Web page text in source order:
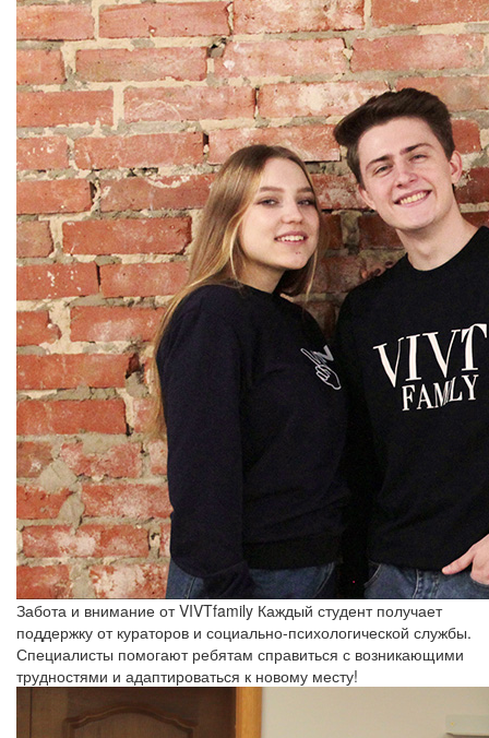
Забота и внимание от VIVTfamily Каждый студент получает
поддержку от кураторов и социально-психологической службы.
Специалисты помогают ребятам справиться с возникающими
трудностями и адаптироваться к новому месту!